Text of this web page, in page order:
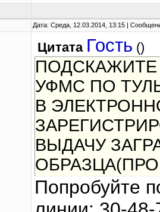
Дата: Среда, 12.03.2014, 13:15 |
Цитата Гость ()
УФМС ПО
В
ВЫДАЧУ
ПОДАЧИ
Попробуйте